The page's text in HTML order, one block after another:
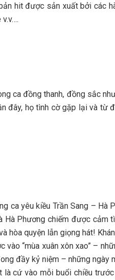
hit được sản xuất bởi
ca đồng thanh, đồng sắc
đây, họ tình cờ gặp lại và
ca yêu kiều Trần Sang –
Hà Phương chiếm được
hòa quyện lẫn giọng hát!
“mùa xuân xôn xao” –
đầy kỷ niệm – những
cứ vào mỗi buổi chiều